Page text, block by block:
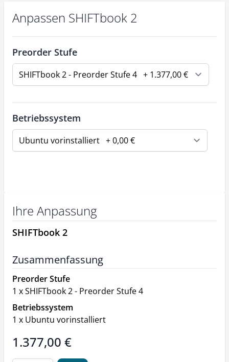
Anpassen SHIFTbook 2
Preorder Stufe
Betriebssystem
Ihre Anpassung
SHIFTbook 2
Zusammenfassung
Preorder Stufe
1 xSHIFTbook 2 - Preorder Stufe 4
Betriebssystem
1 x Ubuntu vorinstalliert
Final product price
1.377,00 €